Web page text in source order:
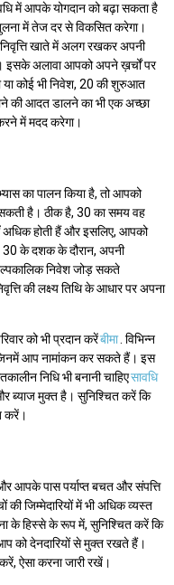
में आपके योगदान को बढ़ा सकता है
में तेज दर से विकसित करेगा।
खाते में अलग रखकर अपनी
इसके अलावा आपको अपने ख़र्चों पर
या कोई भी निवेश, 20 की शुरुआत
की आदत डालने का भी एक अच्छा
में मदद करेगा।
का पालन किया है, तो आपको
है। ठीक है, 30 का समय वह
अधिक होती हैं और इसलिए, आपको
30 के दशक के दौरान, अपनी
निवेश जोड़ सकते
की लक्ष्य तिथि के आधार पर अपना
को भी प्रदान करेंबीमा . विभिन्न
आप नामांकन कर सकते हैं। इस
निधि भी बनानी चाहिएसावधि
ब्याज मुक्त है। सुनिश्चित करें कि
करें।
पास पर्याप्त बचत और संपत्ति
जिम्मेदारियों में भी अधिक व्यस्त
के हिस्से के रूप में, सुनिश्चित करें कि
देनदारियों से मुक्त रखते हैं।
ऐसा करना जारी रखें।